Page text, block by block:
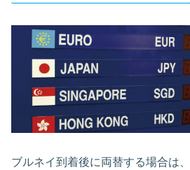
ブルネイ到着後に両替する場合は、